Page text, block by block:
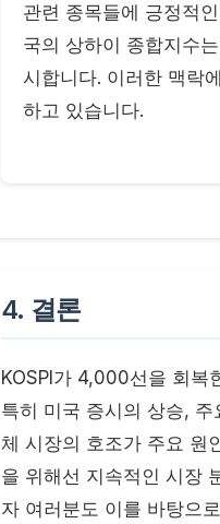
관련 종목들에 긍정적
국의 상하이 종합지수
시합니다. 이러한 맥락
하고 있습니다.
4. 결론
KOSPI가 4,000선을 회복
특히 미국 증시의 상승,
체 시장의 호조가 주요 원
을 위해선 지속적인 시장
자 여러분도 이를 바탕으